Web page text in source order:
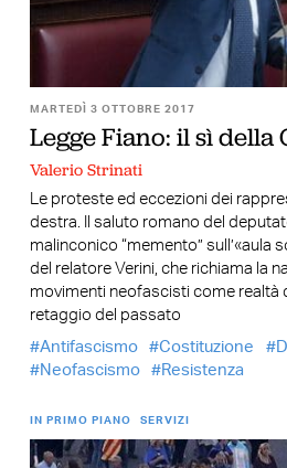
MARTEDÌ 3 OTTOBRE 2017
Legge Fiano: il sì della
Valerio Strinati
Le proteste ed eccezioni dei
destra. Il saluto romano del
malinconico “memento” sull’«aula
del relatore Verini, che richiama la
movimenti neofascisti come realtà
retaggio del passato
Antifascismo
Costituzione
Neofascismo
Resistenza
IN PRIMO PIANO SERVIZI